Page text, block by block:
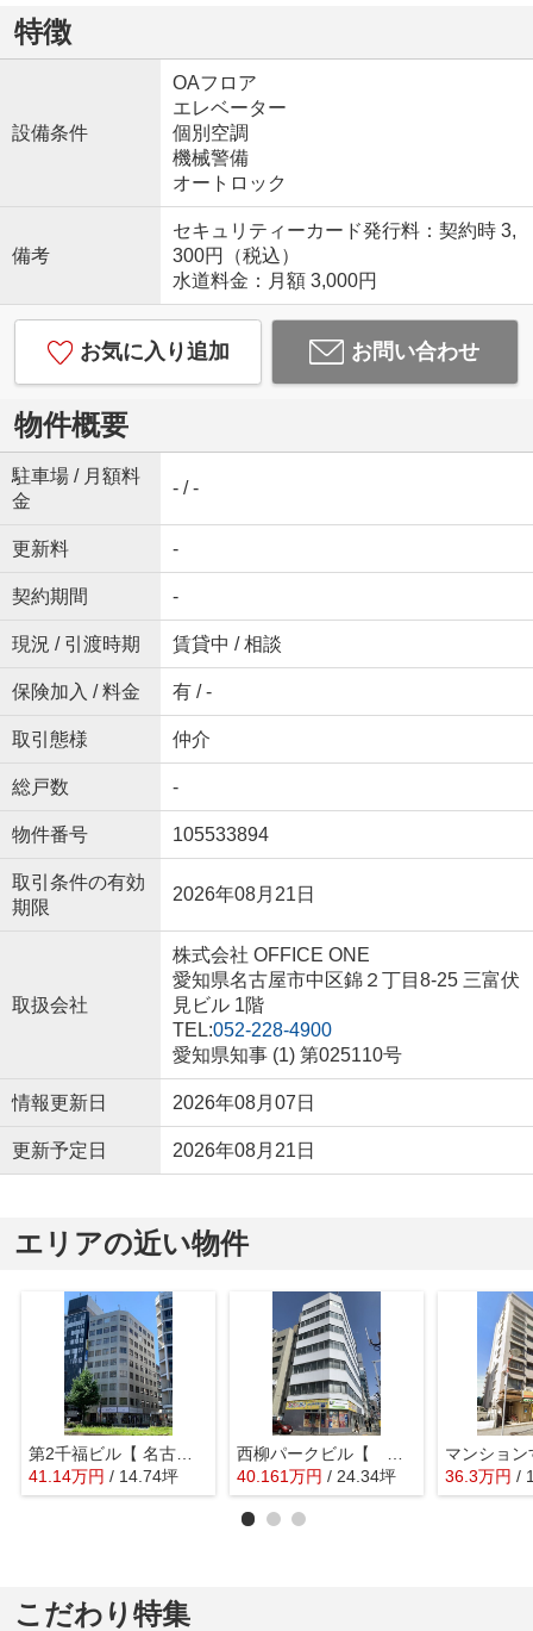
特徴
設備条件
OAフロア
エレベーター
個別空調
機械警備
オートロック
備考
セキュリティーカード発行料：契約時 3,
300円（税込）
水道料金：月額 3,000円
お気に入り追加 お問い合わせ
物件概要
駐車場 / 月額料
金
- / -
更新料 -
契約期間 -
現況 / 引渡時期 賃貸中 / 相談
保険加入 / 料金 有 / -
取引態様 仲介
総戸数 -
物件番号 105533894
取引条件の有効
期限
2026年08月21日
取扱会社
株式会社 OFFICE ONE
愛知県名古屋市中区錦２丁目8-25 三富伏
見ビル 1階
TEL:052-228-4900
愛知県知事 (1) 第025110号
情報更新日 2026年08月07日
更新予定日 2026年08月21日
エリアの近い物件
第2千福ビル【 名古屋の貸事務所・貸オフィス 】
41.14万円 / 14.74坪
40.161万円 / 24.34坪 36.3万円 /
こだわり特集